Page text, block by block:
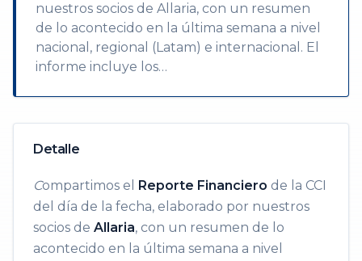
nuestros socios de Allaria, con un resumen
de lo acontecido en la última semana a nivel
nacional, regional (Latam) e internacional. El
informe incluye los…
Detalle
Compartimos el Reporte Financiero de la CCI
del día de la fecha, elaborado por nuestros
socios de Allaria, con un resumen de lo
acontecido en la última semana a nivel